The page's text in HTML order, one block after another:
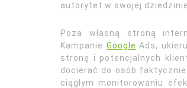
autorytet w swojej dziedzinie.
Poza własną stroną
Kampanie Google Ads,
stronę i potencjalnych
docierać do osób
ciągłym monitorowaniu